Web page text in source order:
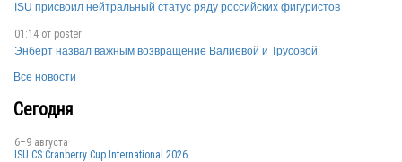
ISU присвоил нейтральный статус ряду российских фигуристов
01:14 от poster
Энберт назвал важным возвращение Валиевой и Трусовой
Все новости
Сегодня
6–9 августа
ISU CS Cranberry Cup International 2026